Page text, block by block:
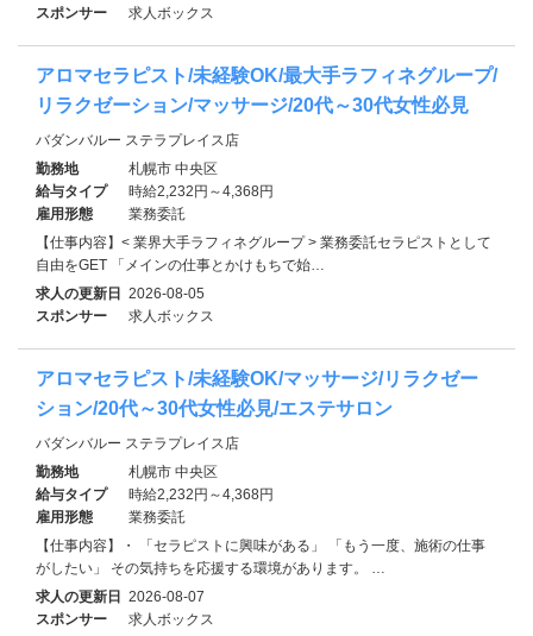
スポンサー
求人ボックス
アロマセラピスト/未経験OK/最大手ラフィネグループ/
リラクゼーション/マッサージ/20代～30代女性必見
バダンバルー ステラプレイス店
勤務地
札幌市 中央区
給与タイプ
時給2,232円～4,368円
雇用形態
業務委託
【仕事内容】< 業界大手ラフィネグループ > 業務委託セラピストとして
自由をGET 「メインの仕事とかけもちで始…
求人の更新日 2026-08-05
スポンサー
求人ボックス
アロマセラピスト/未経験OK/マッサージ/リラクゼー
ション/20代～30代女性必見/エステサロン
バダンバルー ステラプレイス店
勤務地
札幌市 中央区
給与タイプ
時給2,232円～4,368円
雇用形態
業務委託
【仕事内容】・ 「セラピストに興味がある」 「もう一度、施術の仕事
がしたい」 その気持ちを応援する環境があります。 …
求人の更新日 2026-08-07
スポンサー
求人ボックス